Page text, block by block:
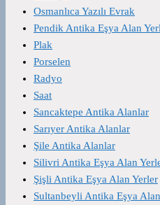
Osmanlıca Yazılı Evrak
Pendik Antika Eşya Alan
Plak
Porselen
Radyo
Saat
Sancaktepe Antika Alanlar
Sarıyer Antika Alanlar
Şile Antika Alanlar
Silivri Antika Eşya Alan
Şişli Antika Eşya Alan Yerler
Sultanbeyli Antika Eşya